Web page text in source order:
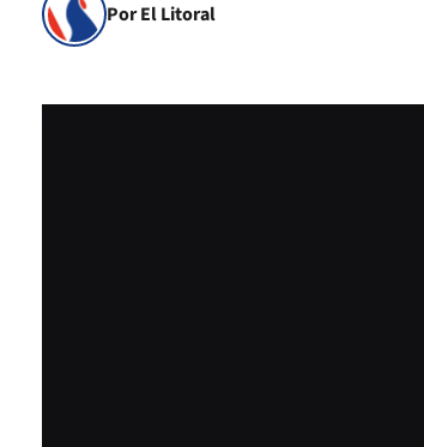
Por El Litoral